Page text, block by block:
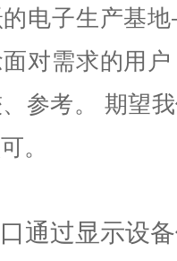
电子生产基地
对需求的用
参考。 期望
。
通过显示设